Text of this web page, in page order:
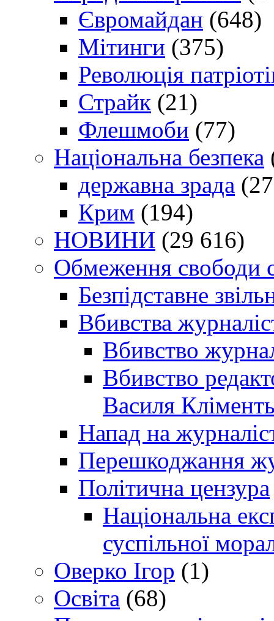
Євромайдан (648)
Мітинги (375)
Революція
Страйк (21)
Флешмоби (77)
Національна безпека
державна зрада
Крим (194)
НОВИНИ (29 616)
Обмеження свободи
Безпідставне
Вбивства
Вбивство
Вбивство
Василя
Напад на
Перешкоджання
Політична цензура
Національна
суспільної
Оверко Ігор (1)
Освіта (68)